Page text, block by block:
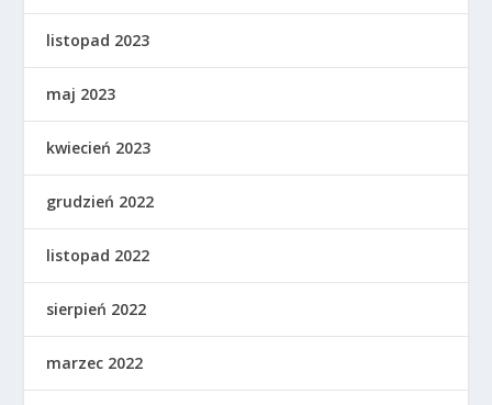
listopad 2023
maj 2023
kwiecień 2023
grudzień 2022
listopad 2022
sierpień 2022
marzec 2022